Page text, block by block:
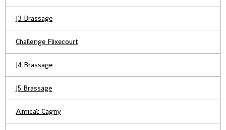
J3 Brassage
Challenge Flixecourt
J4 Brassage
J5 Brassage
Amical: Cagny